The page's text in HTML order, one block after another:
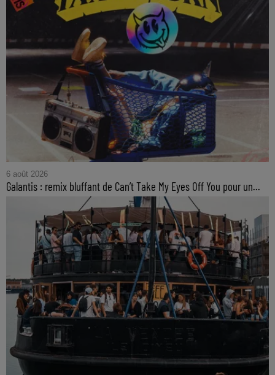
6 août 2026
Galantis : remix bluffant de Can’t Take My Eyes Off You pour un...